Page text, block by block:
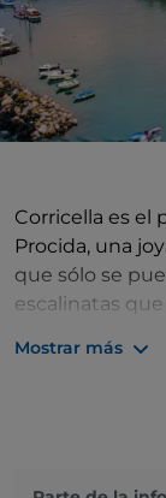
Corricella es el
Procida, una
que sólo se
escalinatas
Mostrar más